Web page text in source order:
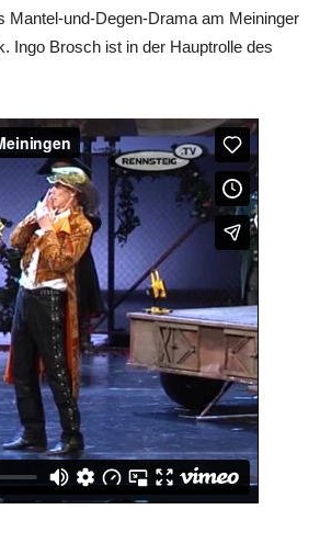
Mantel-und-Degen-Drama am Meininger
Ingo Brosch ist in der Hauptrolle des